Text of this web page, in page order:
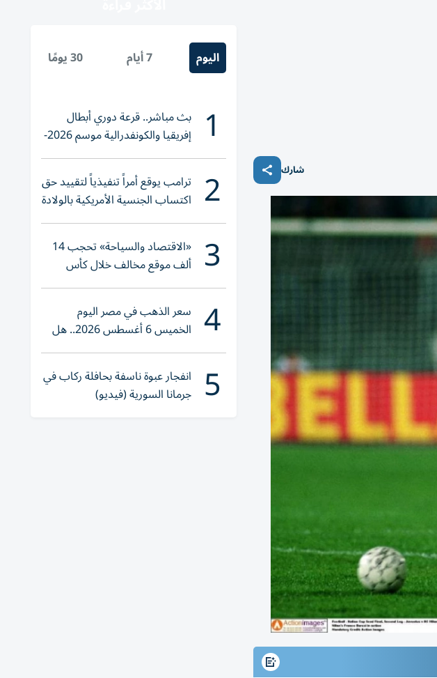
شارك
اليوم 7 أيام 30 يومًا
1 بث مباشر.. قرعة دوري أبطال
إفريقيا والكونفدرالية موسم 2026-
2027
2 ترامب يوقع أمراً تنفيذياً لتقييد حق
اكتساب الجنسية الأمريكية بالولادة
3 «الاقتصاد والسياحة» تحجب 14
ألف موقع مخالف خلال كأس
العالم 2026
4 سعر الذهب في مصر اليوم
الخميس 6 أغسطس 2026.. هل
تنوي الشراء؟
5 انفجار عبوة ناسفة بحافلة ركاب في
جرمانا السورية (فيديو)